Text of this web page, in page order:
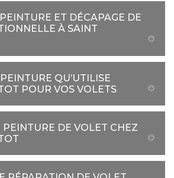
ET DÉCAPAGE DE
À SAINT
QU’UTILISE
POUR VOS VOLETS
PEINTURE DE VOLET CHEZ